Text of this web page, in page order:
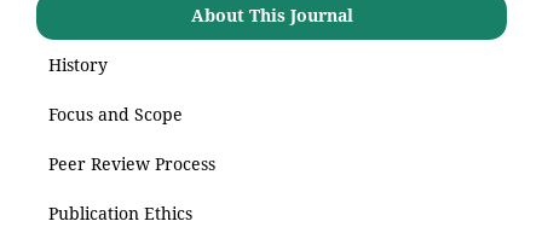
About This Journal
History
Focus and Scope
Peer Review Process
Publication Ethics